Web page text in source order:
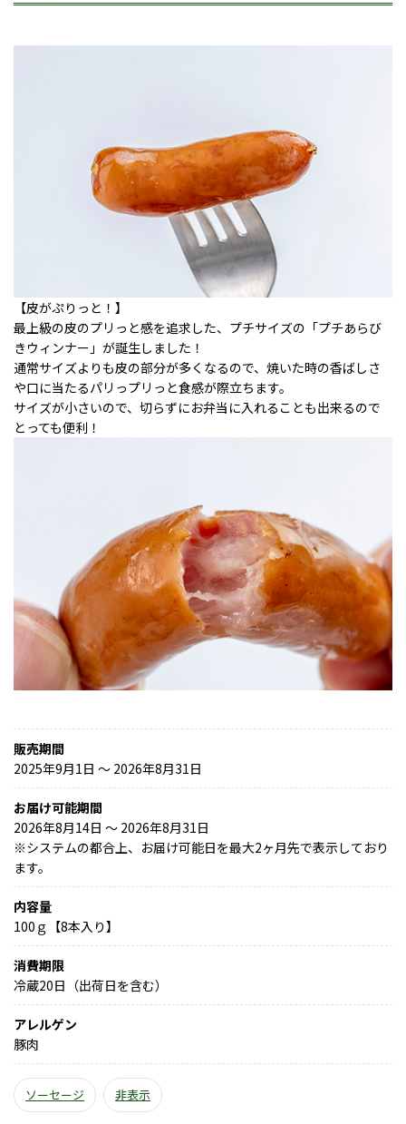
【皮がぷりっと！】
最上級の皮のプリっと感を追求した、プチサイズの「プチあらび
きウィンナー」が誕生しました！
通常サイズよりも皮の部分が多くなるので、焼いた時の香ばしさ
や口に当たるパリっプリっと食感が際立ちます。
サイズが小さいので、切らずにお弁当に入れることも出来るので
とっても便利！
販売期間
2025年9月1日 〜 2026年8月31日
お届け可能期間
2026年8月14日 ～ 2026年8月31日
※システムの都合上、お届け可能日を最大2ヶ月先で表示しており
ます。
内容量
100ｇ【8本入り】
消費期限
冷蔵20日（出荷日を含む）
アレルゲン
豚肉
ソーセージ 非表示